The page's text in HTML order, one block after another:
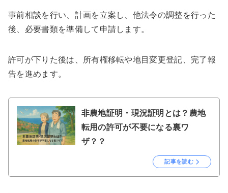
事前相談を行い、計画を立案し、他法令の調整を行った
後、必要書類を準備して申請します。
許可が下りた後は、所有権移転や地目変更登記、完了報
告を進めます。
非農地証明・現況証明とは？農地
転用の許可が不要になる裏ワ
ザ？？
記事を読む